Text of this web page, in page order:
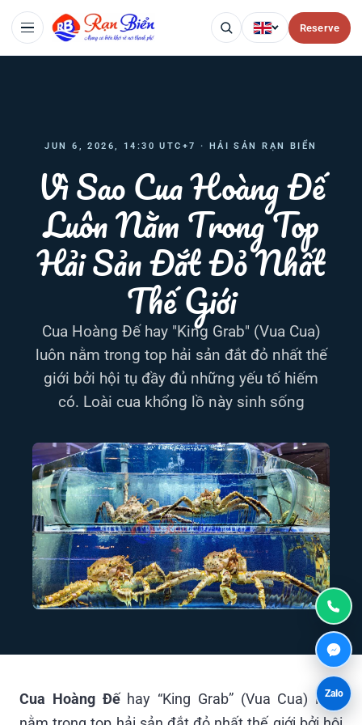
Reserve
JUN 6, 2026, 14:30 UTC+7 · HẢI SẢN RẠN BIỂN
Vì Sao Cua Hoàng Đế
Luôn Nằm Trong Top
Hải Sản Đắt Đỏ Nhất
Thế Giới
Cua Hoàng Đế hay "King Grab" (Vua Cua)
luôn nằm trong top hải sản đắt đỏ nhất thế
giới bởi hội tụ đầy đủ những yếu tố hiếm
có. Loài cua khổng lồ này sinh sống
Cua Hoàng Đếhay “King Grab” (Vua Cua) luôn
Zalo